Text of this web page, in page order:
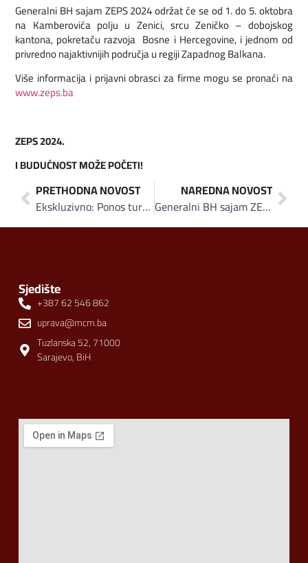
Generalni BH sajam ZEPS 2024 održat će se od 1. do 5. oktobra
na Kamberovića polju u Zenici, srcu Zeničko – dobojskog
kantona, pokretaču razvoja Bosne i Hercegovine, i jednom od
privredno najaktivnijih područja u regiji Zapadnog Balkana.
Više informacija i prijavni obrasci za firme mogu se pronaći na
www.zeps.ba
ZEPS 2024.
I BUDUĆNOST MOŽE POČETI!
PRETHODNA NOVOST
Ekskluzivno: Ponos turske automobilske industrije električni Togg T10X bit će izložen na Generalnom BH sajmu ZEPS 2024
NAREDNA NOVOST
Generalni BH sajam ZEPS 2024: Mjesec dana prije početka sajma popunjenost 80 posto
Sjedište
+387 62 546 862
uprava@mcm.ba
Tuzlanska 52, 71000
Sarajevo, BiH